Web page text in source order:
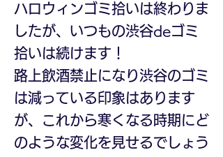
ハロウィンゴミ拾いは終わりま
したが、いつもの渋谷deゴミ
拾いは続けます！
路上飲酒禁止になり渋谷のゴミ
は減っている印象はあります
が、これから寒くなる時期にど
のような変化を見せるでしょう